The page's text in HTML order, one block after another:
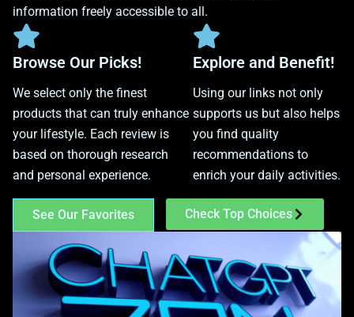
information freely accessible to all.
Browse Our Picks!
We select only the finest
products that can truly enhance
your lifestyle. Each review is
based on thorough research
and personal experience.
Explore and Benefit!
Using our links not only
supports us but also helps
you find quality
recommendations to
enrich your daily activities.
See Our Favorites Check Top Choices